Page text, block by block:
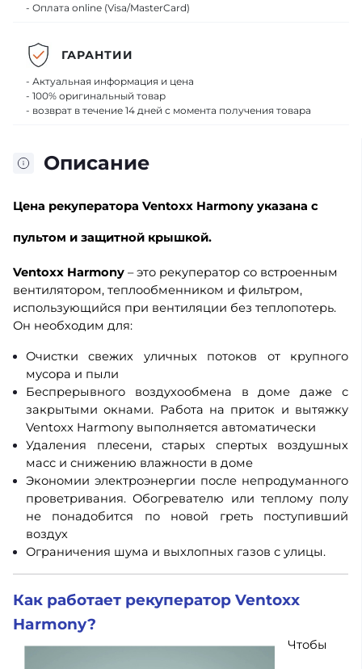
Описание
Цена рекуператора Ventoxx Harmony указана с
пультом и защитной крышкой.
Ventoxx Harmony – это рекуператор со встроенным
вентилятором, теплообменником и фильтром,
использующийся при вентиляции без теплопотерь.
Он необходим для:
Очистки свежих уличных потоков от крупного
мусора и пыли
Беспрерывного воздухообмена в доме даже с
закрытыми окнами. Работа на приток и вытяжку
Ventoxx Harmony выполняется автоматически
Удаления плесени, старых спертых воздушных
масс и снижению влажности в доме
Экономии электроэнергии после непродуманного
проветривания. Обогревателю или теплому полу
не понадобится по новой греть поступивший
воздух
Ограничения шума и выхлопных газов с улицы.
Как работает рекуператор Ventoxx
Harmony?
Чтобы
- Оплата online (Visa/MasterCard)
ГАРАНТИИ
- Актуальная информация и цена
- 100% оригинальный товар
- возврат в течение 14 дней с момента получения товара